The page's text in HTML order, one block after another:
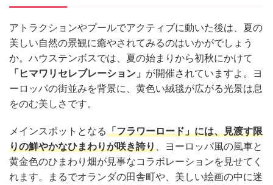
アトラクションやプールでアクティブに動いた後は、夏の
美しい自然の景観に癒やされてみるのはいかがでしょう
か。ハウステンボスでは、夏の始まりから初秋にかけて
「ヒマワリセレブレーション」 が開催されていますよ。ヨ
ーロッパの街並みを背景に、黄色い絨毯が広がる光景は息
をのむ美しさです。
メインスポットとなる「フラワーロード」には、見渡す限
りの鮮やかなひまわりが咲き誇り、ヨーロッパ風の風車と
黄金色のひまわり畑が見事なコラボレーションを見せてく
れます。まるでオランダの田舎町や、美しい絵画の中に迷